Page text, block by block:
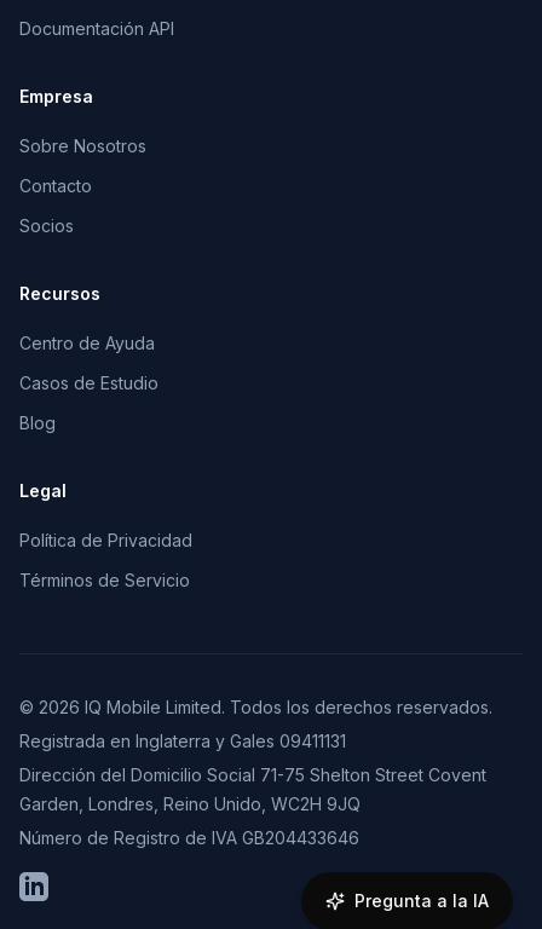
Documentación API
Empresa
Sobre Nosotros
Contacto
Socios
Recursos
Centro de Ayuda
Casos de Estudio
Blog
Legal
Política de Privacidad
Términos de Servicio
© 2026 IQ Mobile Limited. Todos los derechos reservados.
Registrada en Inglaterra y Gales 09411131
Dirección del Domicilio Social 71-75 Shelton Street Covent
Garden, Londres, Reino Unido, WC2H 9JQ
Número de Registro de IVA GB204433646
LinkedIn
Pregunta a la IA